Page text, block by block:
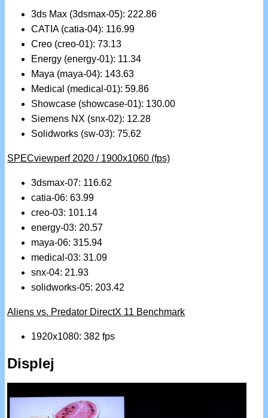
3ds Max (3dsmax-05): 222.86
CATIA (catia-04): 116.99
Creo (creo-01): 73.13
Energy (energy-01): 11.34
Maya (maya-04): 143.63
Medical (medical-01): 59.86
Showcase (showcase-01): 130.00
Siemens NX (snx-02): 12.28
Solidworks (sw-03): 75.62
SPECviewperf 2020 / 1900x1060 (fps)
3dsmax-07: 116.62
catia-06: 63.99
creo-03: 101.14
energy-03: 20.57
maya-06: 315.94
medical-03: 31.09
snx-04: 21.93
solidworks-05: 203.42
Aliens vs. Predator DirectX 11 Benchmark
1920x1080: 382 fps
Displej